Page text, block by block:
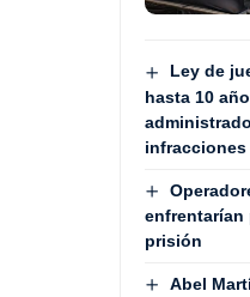
Ley de
hasta 10
infracciones
enfrentarían
prisión
Abel